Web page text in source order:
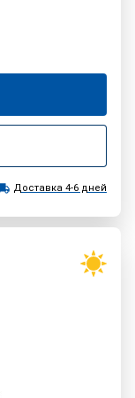
Доставка 4-6 дней